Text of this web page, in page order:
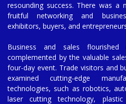
resounding success. There was a
fruitful networking and
exhibitors, buyers, and
Business and sales
complemented by the valuable
four-day event. Trade visitors and
examined cutting-edge
technologies, such as robotics,
laser cutting technology,